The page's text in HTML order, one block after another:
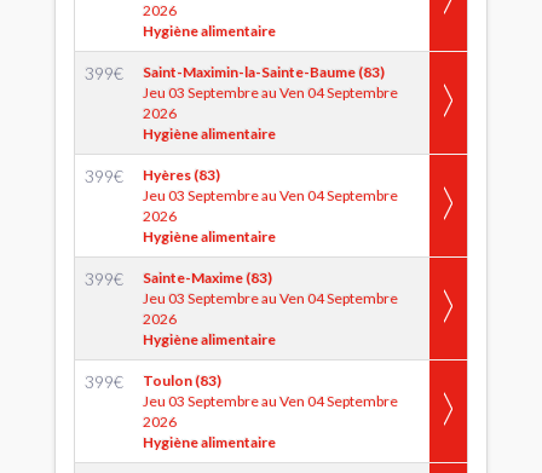
2026
Hygiène alimentaire
399€
Saint-Maximin-la-Sainte-Baume (83)
Jeu 03 Septembre au Ven 04 Septembre
2026
Hygiène alimentaire
399€
Hyères (83)
Jeu 03 Septembre au Ven 04 Septembre
2026
Hygiène alimentaire
399€
Sainte-Maxime (83)
Jeu 03 Septembre au Ven 04 Septembre
2026
Hygiène alimentaire
399€
Toulon (83)
Jeu 03 Septembre au Ven 04 Septembre
2026
Hygiène alimentaire